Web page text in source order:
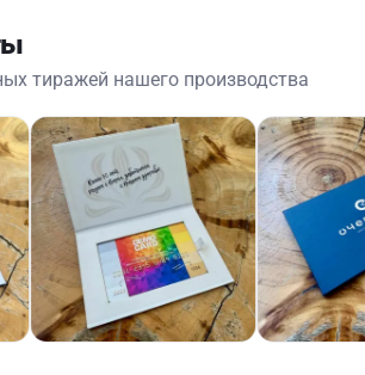
тиражей нашего производства